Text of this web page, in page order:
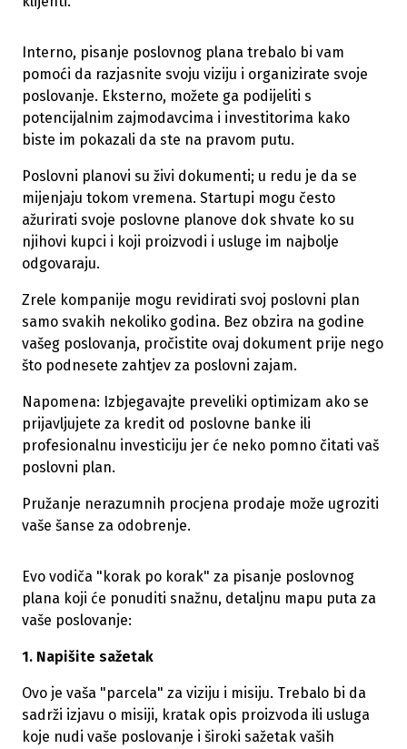
Interno, pisanje poslovnog plana trebalo bi vam
pomoći da razjasnite svoju viziju i organizirate svoje
poslovanje. Eksterno, možete ga podijeliti s
potencijalnim zajmodavcima i investitorima kako
biste im pokazali da ste na pravom putu.
Poslovni planovi su živi dokumenti; u redu je da se
mijenjaju tokom vremena. Startupi mogu često
ažurirati svoje poslovne planove dok shvate ko su
njihovi kupci i koji proizvodi i usluge im najbolje
odgovaraju.
Zrele kompanije mogu revidirati svoj poslovni plan
samo svakih nekoliko godina. Bez obzira na godine
vašeg poslovanja, pročistite ovaj dokument prije nego
što podnesete zahtjev za poslovni zajam.
Napomena: Izbjegavajte preveliki optimizam ako se
prijavljujete za kredit od poslovne banke ili
profesionalnu investiciju jer će neko pomno čitati vaš
poslovni plan.
Pružanje nerazumnih procjena prodaje može ugroziti
vaše šanse za odobrenje.
Evo vodiča "korak po korak" za pisanje poslovnog
plana koji će ponuditi snažnu, detaljnu mapu puta za
vaše poslovanje:
1. Napišite sažetak
Ovo je vaša "parcela" za viziju i misiju. Trebalo bi da
sadrži izjavu o misiji, kratak opis proizvoda ili usluga
koje nudi vaše poslovanje i široki sažetak vaših